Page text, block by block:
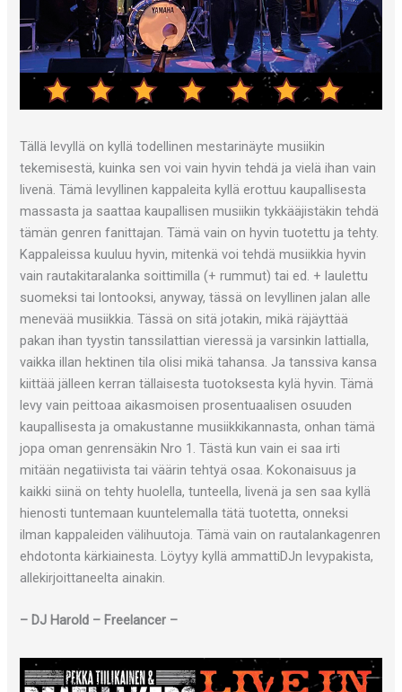
Tällä levyllä on kyllä todellinen mestarinäyte musiikin
tekemisestä, kuinka sen voi vain hyvin tehdä ja vielä ihan vain
livenä. Tämä levyllinen kappaleita kyllä erottuu kaupallisesta
massasta ja saattaa kaupallisen musiikin tykkääjistäkin tehdä
tämän genren fanittajan. Tämä vain on hyvin tuotettu ja tehty.
Kappaleissa kuuluu hyvin, mitenkä voi tehdä musiikkia hyvin
vain rautakitaralanka soittimilla (+ rummut) tai ed. + laulettu
suomeksi tai lontooksi, anyway, tässä on levyllinen jalan alle
menevää musiikkia. Tässä on sitä jotakin, mikä räjäyttää
pakan ihan tyystin tanssilattian vieressä ja varsinkin lattialla,
vaikka illan hektinen tila olisi mikä tahansa. Ja tanssiva kansa
kiittää jälleen kerran tällaisesta tuotoksesta kylä hyvin. Tämä
levy vain peittoaa aikasmoisen prosentuaalisen osuuden
kaupallisesta ja omakustanne musiikkikannasta, onhan tämä
jopa oman genrensäkin Nro 1. Tästä kun vain ei saa irti
mitään negatiivista tai väärin tehtyä osaa. Kokonaisuus ja
kaikki siinä on tehty huolella, tunteella, livenä ja sen saa kyllä
hienosti tuntemaan kuuntelemalla tätä tuotetta, onneksi
ilman kappaleiden välihuutoja. Tämä vain on rautalankagenren
ehdotonta kärkiainesta. Löytyy kyllä ammattiDJn levypakista,
allekirjoittaneelta ainakin.
– DJ Harold – Freelancer –